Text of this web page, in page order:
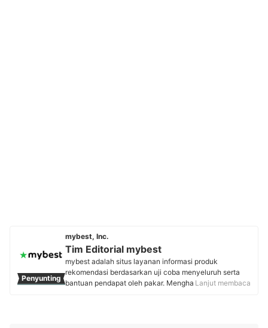
Penyunting
mybest, Inc.
Tim Editorial mybest
mybest adalah situs layanan informasi produk
rekomendasi berdasarkan uji coba menyeluruh serta
bantuan pendapat oleh pakar. Menghasilkan konten
Lanjut membaca